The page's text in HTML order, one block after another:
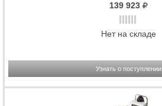
139 923
Нет на складе
Узнать о поступлении